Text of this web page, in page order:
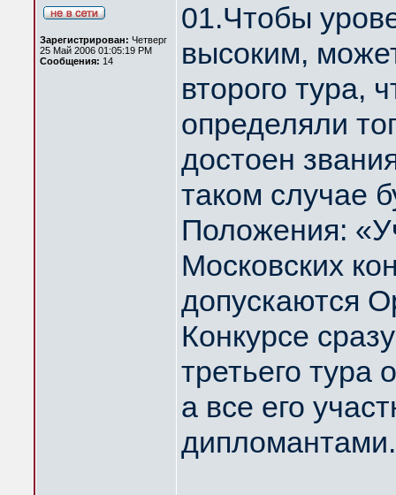
Зарегистрирован: Четверг
25 Май 2006 01:05:19 PM
Сообщения: 14
01.Чтобы
высоким,
второго тура,
определяли
достоен
таком случае
Положения:
Московских
допускаются
Конкурсе
третьего
а все его
дипломантами.